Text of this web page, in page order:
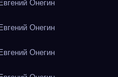
Онегин
Онегин
Онегин